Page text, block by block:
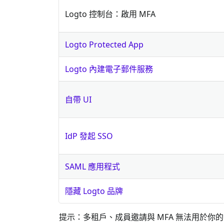
Logto 控制台：啟用 MFA
Logto Protected App
Logto 內建電子郵件服務
自帶 UI
IdP 發起 SSO
SAML 應用程式
隱藏 Logto 品牌
提示：多租戶、成員邀請與 MFA 無法用於你